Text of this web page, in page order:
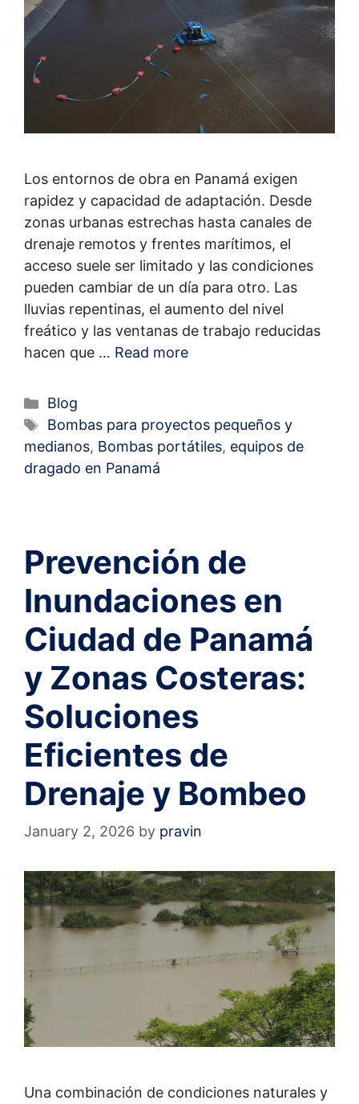
Los entornos de obra en Panamá exigen
rapidez y capacidad de adaptación. Desde
zonas urbanas estrechas hasta canales de
drenaje remotos y frentes marítimos, el
acceso suele ser limitado y las condiciones
pueden cambiar de un día para otro. Las
lluvias repentinas, el aumento del nivel
freático y las ventanas de trabajo reducidas
hacen que … Read more
Blog
Bombas para proyectos pequeños y
medianos, Bombas portátiles, equipos de
dragado en Panamá
Prevención de
Inundaciones en
Ciudad de Panamá
y Zonas Costeras:
Soluciones
Eficientes de
Drenaje y Bombeo
January 2, 2026 by pravin
Una combinación de condiciones naturales y